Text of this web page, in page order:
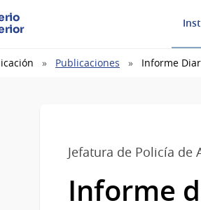
Publicaciones Informe
Jefatura de Policía de
Informe